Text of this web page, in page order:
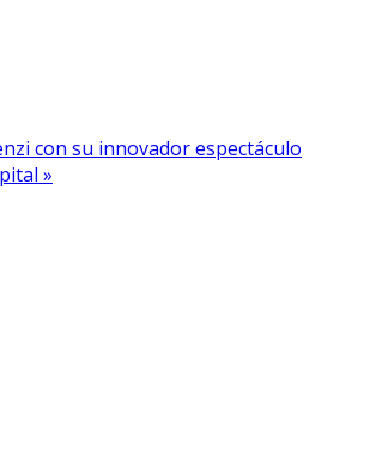
con su innovador espectáculo
»